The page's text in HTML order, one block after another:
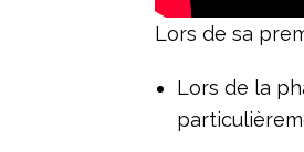
Lors de sa
Lors de la